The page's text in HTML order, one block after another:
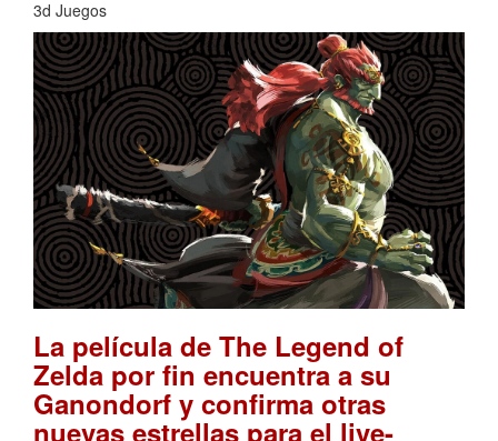
3d Juegos
La película de The Legend of
Zelda por fin encuentra a su
Ganondorf y confirma otras
nuevas estrellas para el live-